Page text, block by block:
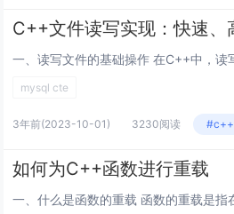
mysql cte
3年前(2023-10-01) 3230阅读 #c++
如何为C++函数进行重载